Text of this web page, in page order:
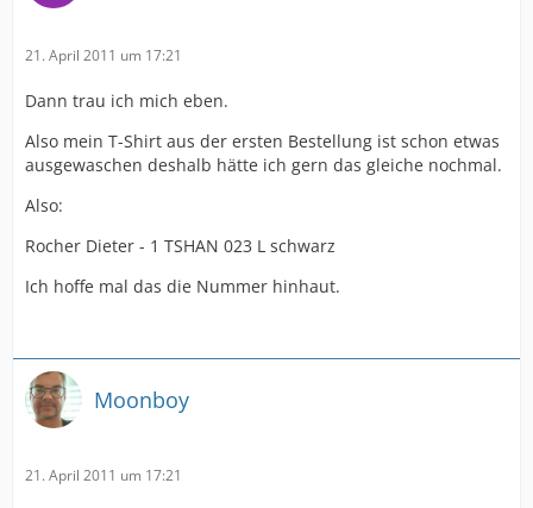
21. April 2011 um 17:21
Dann trau ich mich eben.
Also mein T-Shirt aus der ersten Bestellung ist schon etwas
ausgewaschen deshalb hätte ich gern das gleiche nochmal.
Also:
Rocher Dieter - 1 TSHAN 023 L schwarz
Ich hoffe mal das die Nummer hinhaut.
Moonboy
21. April 2011 um 17:21